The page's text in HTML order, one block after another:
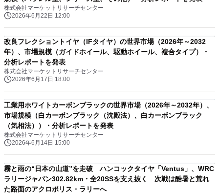
株式会社マーケットリサーチセンター
2026年6月22日 12:00
改良フレクショントイヤ（IFタイヤ）の世界市場（2026年～2032
年）、市場規模（ガイドホイール、駆動ホイール、複合タイプ）・
分析レポートを発表
株式会社マーケットリサーチセンター
2026年6月17日 18:00
工業用ホワイトカーボンブラックの世界市場（2026年～2032年）、
市場規模（白カーボンブラック（沈殿法）、白カーボンブラック
（気相法））・分析レポートを発表
株式会社マーケットリサーチセンター
2026年6月14日 15:00
霧と雨の“日本の山道”を走破 ハンコックタイヤ「Ventus」、WRC
ラリージャパン302.82km・全20SSを支え抜く 次戦は酷暑と荒れ
た路面のアクロポリス・ラリーへ